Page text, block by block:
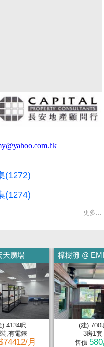
(1272)
(1274)
更多...
天廣場
) 4134呎
,有電錶
月
樟樹灘 @
(建) 700
3房1套
售價